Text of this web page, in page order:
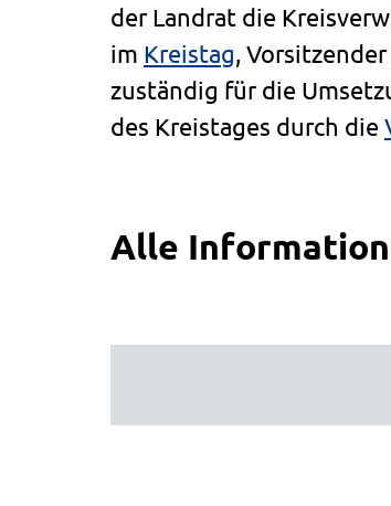
der Landrat die
im Kreistag,
zuständig für die
des Kreistages durch die
Alle